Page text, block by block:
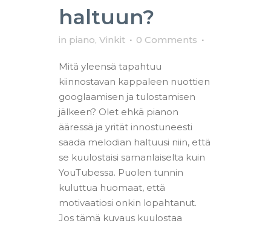
haltuun?
in piano, Vinkit 0 Comments
Mitä yleensä tapahtuu
kiinnostavan kappaleen nuottien
googlaamisen ja tulostamisen
jälkeen? Olet ehkä pianon
ääressä ja yrität innostuneesti
saada melodian haltuusi niin, että
se kuulostaisi samanlaiselta kuin
YouTubessa. Puolen tunnin
kuluttua huomaat, että
motivaatiosi onkin lopahtanut.
Jos tämä kuvaus kuulostaa